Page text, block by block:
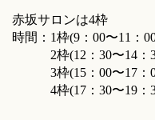
赤坂サロンは4枠
時間：1枠(9：00〜11：
2枠(12：30〜14：
3枠(15：00〜17：
4枠(17：30〜19：